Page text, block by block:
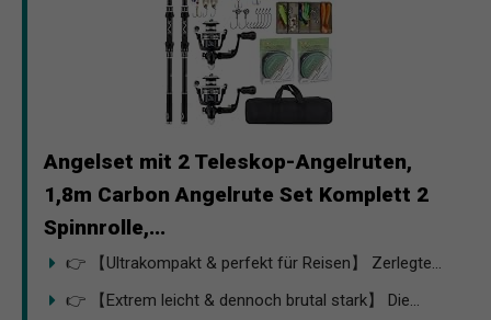
Angelset mit 2 Teleskop-Angelruten,
1,8m Carbon Angelrute Set Komplett 2
Spinnrolle,...
👉 【Ultrakompakt & perfekt für Reisen】 Zerlegte...
👉 【Extrem leicht & dennoch brutal stark】 Die...